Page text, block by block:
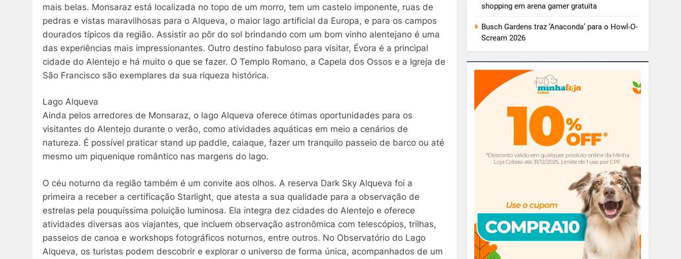
mais belas. Monsaraz está localizada no topo de um morro, tem um castelo imponente, ruas de
pedras e vistas maravilhosas para o Alqueva, o maior lago artificial da Europa, e para os campos
dourados típicos da região. Assistir ao pôr do sol brindando com um bom vinho alentejano é uma
das experiências mais impressionantes. Outro destino fabuloso para visitar, Évora é a principal
cidade do Alentejo e há muito o que se fazer. O Templo Romano, a Capela dos Ossos e a Igreja de
São Francisco são exemplares da sua riqueza histórica.
Lago Alqueva
Ainda pelos arredores de Monsaraz, o lago Alqueva oferece ótimas oportunidades para os
visitantes do Alentejo durante o verão, como atividades aquáticas em meio a cenários de
natureza. É possível praticar stand up paddle, caiaque, fazer um tranquilo passeio de barco ou até
mesmo um piquenique romântico nas margens do lago.
O céu noturno da região também é um convite aos olhos. A reserva Dark Sky Alqueva foi a
primeira a receber a certificação Starlight, que atesta a sua qualidade para a observação de
estrelas pela pouquíssima poluição luminosa. Ela integra dez cidades do Alentejo e oferece
atividades diversas aos viajantes, que incluem observação astronômica com telescópios, trilhas,
passeios de canoa e workshops fotográficos noturnos, entre outros. No Observatório do Lago
Alqueva, os turistas podem descobrir e explorar o universo de forma única, acompanhados de um
shopping em arena gamer gratuita
Busch Gardens traz ‘Anaconda’ para o Howl-O-
Scream 2026